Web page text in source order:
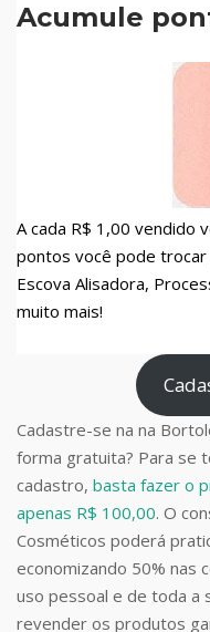
Acumule
A cada R$ 1,00 vendido
pontos você pode
Escova Alisadora,
muito mais!
Cadastre-se na na
forma gratuita? Para se
cadastro, basta fazer o
apenas R$ 100,00. O
Cosméticos poderá
economizando 50% nas
uso pessoal e de toda a
revender os produtos